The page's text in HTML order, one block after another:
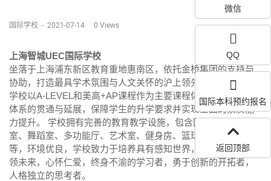
国际学校 - 2021-07-14 0 Views
上海智城UEC国际学校
坐落于上海浦东新区教育重地惠南区，依托金桥集团的支持与
协助，打造最具学术氛围与人文关怀的沪上领先的国际学校。
学校以A-LEVEL和美高+AP课程作为主要课程体系，通过知识
体系的贯通与延展，保障学生的升学要求并实现全面的素质能
力提升。 学校拥有完善的教育教学设施，包含图书馆、音乐
室、舞蹈室、多功能厅、艺术室、健身房、篮球场、网球场
等，环境优良，学校致力于培养具有感知世界，求实智慧，引
领未来，心怀仁爱，终身不渝的学习者，勇于创新的开拓者，
人格独立的思考者。
微信
QQ
国际本科预约报名
返回顶部